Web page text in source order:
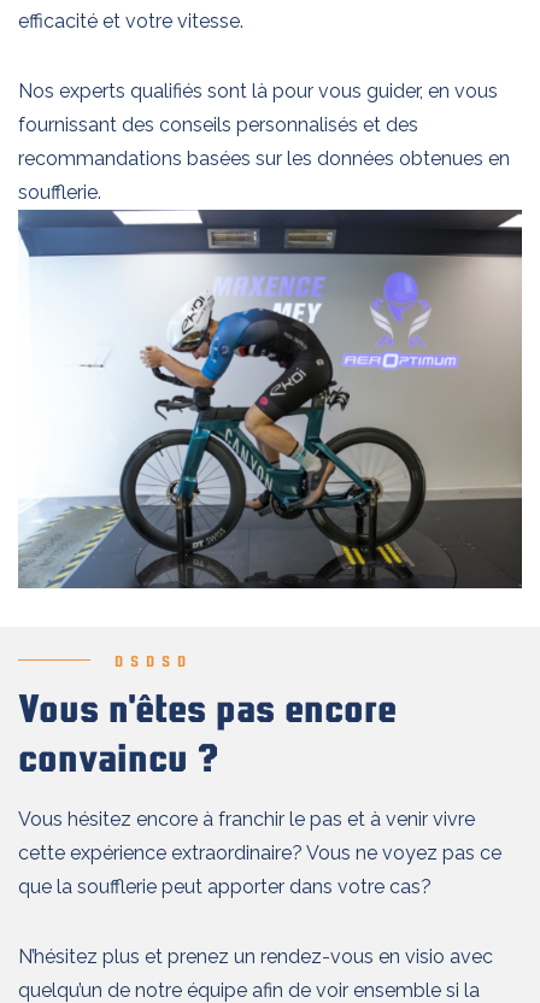
efficacité et votre vitesse.
Nos experts qualifiés sont là pour vous guider, en vous
fournissant des conseils personnalisés et des
recommandations basées sur les données obtenues en
soufflerie.
DSDSD
Vous n'êtes pas encore
convaincu ?
Vous hésitez encore à franchir le pas et à venir vivre
cette expérience extraordinaire? Vous ne voyez pas ce
que la soufflerie peut apporter dans votre cas?
N’hésitez plus et prenez un rendez-vous en visio avec
quelqu’un de notre équipe afin de voir ensemble si la